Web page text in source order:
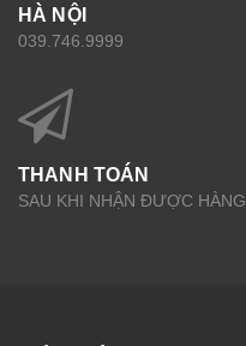
HÀ NỘI
039.746.9999
THANH TOÁN
SAU KHI NHẬN ĐƯỢC HÀNG